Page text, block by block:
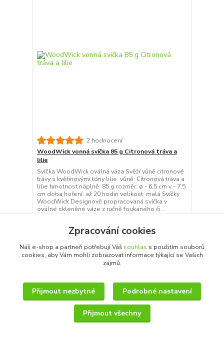
2 hodnocení
WoodWick vonná svíčka 85 g Citronová tráva a
lilie
Svíčka WoodWick oválná váza Svěží vůně citronové
trávy s květinovými tóny lilie. vůně: Citronová tráva a
lilie hmotnost náplně: 85 g rozměr: ø - 6,5 cm v - 7,5
cm doba hoření: až 20 hodin velikost: malá Svíčky
WoodWick Designově propracovaná svíčka v
oválné skleněné váze z ručně foukaného či...
bez DPH Není skladem
Detail
Zpracování cookies
Náš e-shop a partneři potřebují Váš souhlas s použitím souborů
cookies, aby Vám mohli zobrazovat informace týkající se Vašich
zájmů.
Přijmout nezbytné Podrobné nastavení
Přijmout všechny